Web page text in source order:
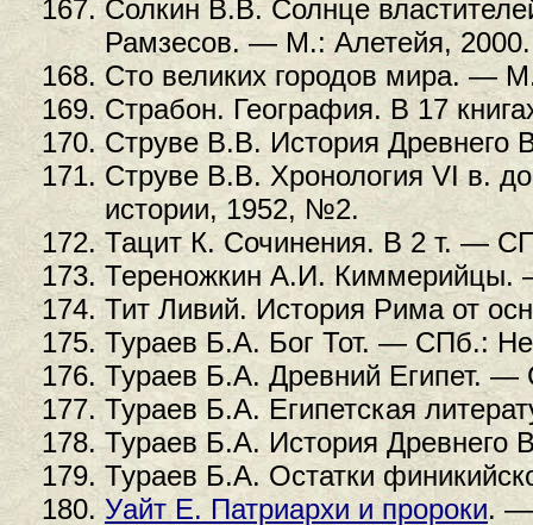
Солкин В.В. Солнце
Рамзесов. — М.: Алетейя, 2000.
Сто великих городов мира. —
Страбон. География. В 17
Струве В.В. История
Струве В.В. Хронология VI в.
истории, 1952, №2.
Тацит К. Сочинения. В 2 т. —
Тереножкин А.И. Киммерийцы.
Тит Ливий. История Рима от
Тураев Б.А. Бог Тот. — СПб.:
Тураев Б.А. Древний Египет.
Тураев Б.А. Египетская
Тураев Б.А. История
Тураев Б.А. Остатки
Уайт Е. Патриархи и пророки. —